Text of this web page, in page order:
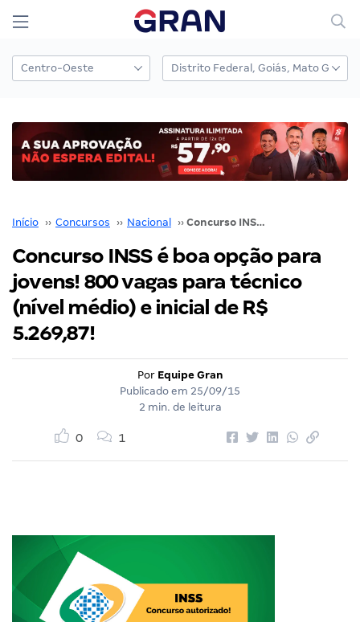
Início ›› Concursos ›› Nacional ›› Concurso INSS é boa opção para jovens! 800 vagas para técnico (nível médio) e inicial de R$ 5.269,87!
Concurso INSS é boa opção para
jovens! 800 vagas para técnico
(nível médio) e inicial de R$
5.269,87!
Por Equipe Gran
Publicado em 25/09/15
2 min. de leitura
0 1